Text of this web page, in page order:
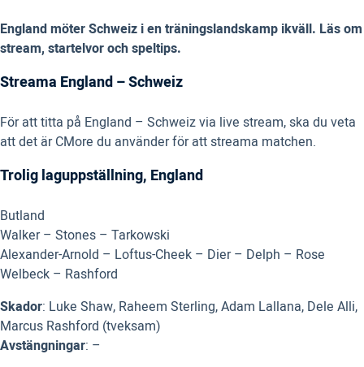
England möter Schweiz i en träningslandskamp ikväll. Läs om
stream, startelvor och speltips.
Streama England – Schweiz
För att titta på England – Schweiz via live stream, ska du veta
att det är CMore du använder för att streama matchen.
Trolig laguppställning, England
Butland
Walker – Stones – Tarkowski
Alexander-Arnold – Loftus-Cheek – Dier – Delph – Rose
Welbeck – Rashford
Skador: Luke Shaw, Raheem Sterling, Adam Lallana, Dele Alli,
Marcus Rashford (tveksam)
Avstängningar: –